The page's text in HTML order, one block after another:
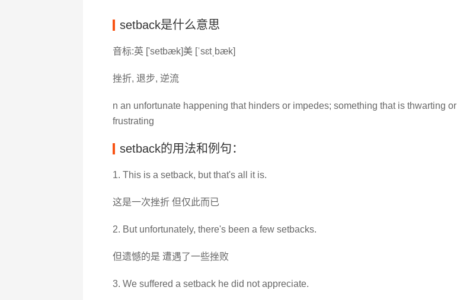
setback是什么意思
音标:英 ['setbæk]美 [ˈsɛtˌbæk]
挫折, 退步, 逆流
n an unfortunate happening that hinders or impedes; something that is thwarting or
frustrating
setback的用法和例句：
1. This is a setback, but that's all it is.
这是一次挫折 但仅此而已
2. But unfortunately, there's been a few setbacks.
但遗憾的是 遭遇了一些挫败
3. We suffered a setback he did not appreciate.